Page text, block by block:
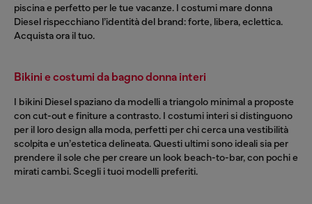
piscina e perfetto per le tue vacanze. I costumi mare donna
Diesel rispecchiano l’identità del brand: forte, libera, eclettica.
Acquista ora il tuo.
Bikini e costumi da bagno donna interi
I bikini Diesel spaziano da modelli a triangolo minimal a proposte
con cut-out e finiture a contrasto. I costumi interi si distinguono
per il loro design alla moda, perfetti per chi cerca una vestibilità
scolpita e un’estetica delineata. Questi ultimi sono ideali sia per
prendere il sole che per creare un look beach-to-bar, con pochi e
mirati cambi. Scegli i tuoi modelli preferiti.